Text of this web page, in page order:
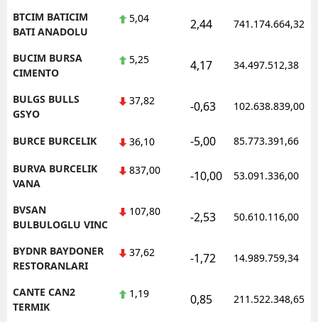
BTCIM BATICIM
BATI ANADOLU
5,04 2,44 741.174.664,32
BUCIM BURSA
CIMENTO
5,25 4,17 34.497.512,38
BULGS BULLS
GSYO
37,82 -0,63 102.638.839,00
BURCE BURCELIK 36,10 -5,00 85.773.391,66
BURVA BURCELIK
VANA
837,00 -10,00 53.091.336,00
BVSAN
BULBULOGLU VINC
107,80 -2,53 50.610.116,00
BYDNR BAYDONER
RESTORANLARI
37,62 -1,72 14.989.759,34
CANTE CAN2
TERMIK
1,19 0,85 211.522.348,65